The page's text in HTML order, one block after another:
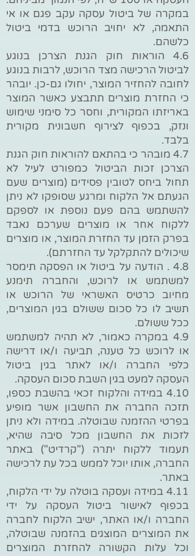
במקרה של ביטול עסקה עקב פגם או אי
התאמה, לא יחויב הרוכש בדמי ביטול
כלשהם.
4.6 הוראות חוק הגנת הצרכן בנוגע
לביטול הרכישה מצד הרוכש, לרבות בנוגע
לחובה להחזיר המוצר, יחולו גם-כן. יובהר
כי החזרת מוצרים תתבצע כאשר המוצר
באריזתו המקורית, וחסר כל סימני שימוש
ונזק, בכפוף לצירוף חשבונית מקורית
בלבד.
4.7 מובהר כי בהתאם להוראות חוק הגנת
הצרכן זכות הביטול כמפורט לעיל לא
תחול ביחס לטובין פסידים (מוצרים שעם
הגעתם אל הלקוח ומרגע שסופקו לא ניתן
להשתמש בהם פעם נוספת או לספקם
ללקוח אחר או מוצרים שערכם נאבד
בפרק הזמן עד החזרת המוצר, או מוצרים
שיכולים להתקלקל עד החזרתם).
4.8 . הודעה על ביטול או הפסקה תימסר
למשתמש או לרוכש, והחברה תימנע
מחיוב כרטיס האשראי של הרוכש או
תשיב לו כל סכום ששולם בגין המוצרים,
ככל ששולם.
4.9 במקרה כאמור, לא תהיה למשתמש
או לרוכש כל טענה, תביעה ו/או דרישה
כלפי החברה ו/או לאתר בגין ביטול
העסקה למעט בגין השבת סכום העסקה.
4.10 במידה והלקוח זכאי בהשבת כספו,
תזכה החברה את החשבון אשר מופיע
בפרטי ההזמנה שבוטלה. במידה ולא ניתן
לזכות את החשבון מכל סיבה שהיא,
תעמוד ללקוח יתרה ("קרדיט") באתר
החברה, אותו יוכל לממש בכל עת לרכישה
באתר.
4.11 במידה ועסקה בוטלה על ידי הלקוח,
בכפוף לאישור ביטול העסקה על ידי
החברה ו/או האתר, ישיב הלקוח לחברה
את המוצרים המוצגים בהזמנה שבוטלה,
וכל עלות הקשורה להחזרת המוצרים